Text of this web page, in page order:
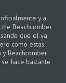
y a
Beachcomber
que el ya
como estas
y Beachcomber
hace bastante